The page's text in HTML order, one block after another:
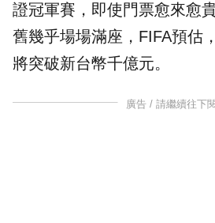
證冠軍賽 ，即使門票愈來愈
舊幾乎場場滿座，FIFA預估
將突破新台幣千億元。
廣告 / 請繼續往下